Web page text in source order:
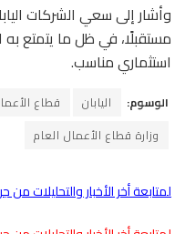
وأشار إلى سعي الشركات
مستقبلًا، في ظل ما يتمتع
استثماري مناسب.
الوسوم: اليابان قطاع
وزارة قطاع الأعمال العام
لمتابعة أخر الأخبار والتحليلات